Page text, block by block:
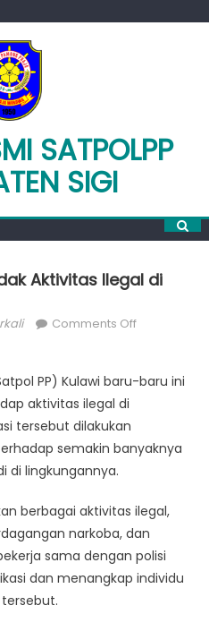
SATPOLPP
SIGI
Aktivitas Ilegal di
Comments Offon
Kulawi
Ilegal
Setempat
PP) Kulawi baru-baru ini
aktivitas ilegal di
tersebut dilakukan
semakin banyaknya
di lingkungannya.
berbagai aktivitas ilegal,
narkoba, dan
sama dengan polisi
dan menangkap individu